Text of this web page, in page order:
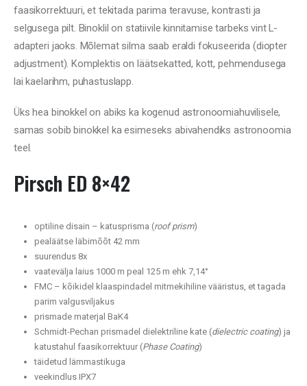
faasikorrektuuri, et tekitada parima teravuse, kontrasti ja
selgusega pilt. Binoklil on statiivile kinnitamise tarbeks vint L-
adapteri jaoks. Mõlemat silma saab eraldi fokuseerida (diopter
adjustment). Komplektis on läätsekatted, kott, pehmendusega
lai kaelarihm, puhastuslapp.
Üks hea binokkel on abiks ka kogenud astronoomiahuvilisele,
samas sobib binokkel ka esimeseks abivahendiks astronoomia
teel.
Pirsch ED 8×42
optiline disain – katusprisma (roof prism)
pealäätse läbimõõt 42 mm
suurendus 8x
vaatevälja laius 1000 m peal 125 m ehk 7,14°
FMC – kõikidel klaaspindadel mitmekihiline vääristus, et tagada
parim valgusviljakus
prismade materjal BaK4
Schmidt-Pechan prismadel dielektriline kate (dielectric coating) ja
katustahul faasikorrektuur (Phase Coating)
täidetud lämmastikuga
veekindlus IPX7